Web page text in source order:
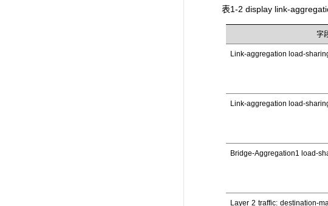
表1-2 display link-
字
Link-aggregation load-
Link-aggregation load-
Bridge-Aggregation1 load-
Layer 2 traffic: destination-